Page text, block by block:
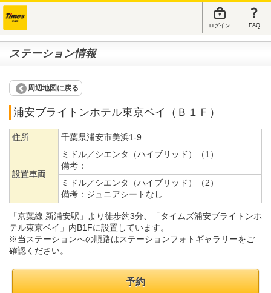
ログイン FAQ
ステーション情報
周辺地図に戻る
浦安ブライトンホテル東京ベイ（Ｂ１Ｆ）
住所 千葉県浦安市美浜1-9
設置車両
ミドル／シエンタ（ハイブリッド）（1）
備考：
ミドル／シエンタ（ハイブリッド）（2）
備考： ジュニアシートなし
「京葉線 新浦安駅」より徒歩約3分、「タイムズ浦安ブライトンホ
テル東京ベイ」内B1Fに設置しています。
※当ステーションへの順路はステーションフォトギャラリーをご
確認ください。
予約